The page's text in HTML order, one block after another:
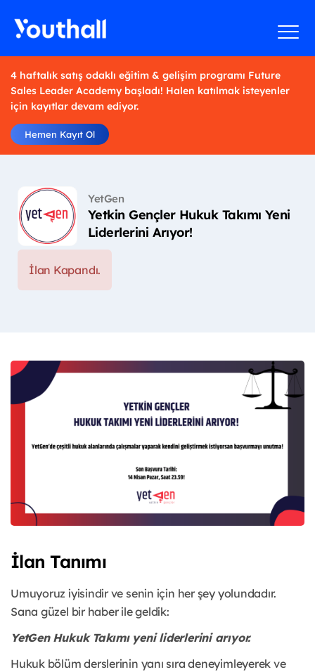
4 haftalık satış odaklı eğitim & gelişim programı Future
Sales Leader Academy başladı! Halen katılmak isteyenler
için kayıtlar devam ediyor.
Hemen Kayıt Ol
YetGen
Yetkin Gençler Hukuk Takımı Yeni
Liderlerini Arıyor!
İlan Kapandı.
İlan Tanımı
Umuyoruz iyisindir ve senin için her şey yolundadır.
Sana güzel bir haber ile geldik:
YetGen Hukuk Takımı yeni liderlerini arıyor.
Hukuk bölüm derslerinin yanı sıra deneyimleyerek ve